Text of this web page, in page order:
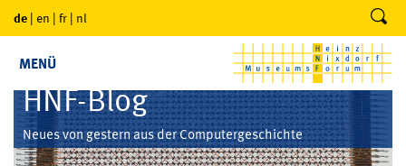
de | en | fr | nl
MENÜ
HNF-Blog
Neues von gestern aus der Computergeschichte